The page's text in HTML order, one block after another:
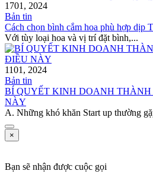
1701, 2024
Bản tin
Cách chọn bình cắm hoa phù hợp dịp
Với tùy loại hoa và vị trí đặt bình,...
1101, 2024
Bản tin
BÍ QUYẾT KINH DOANH
NÀY
A. Những khó khăn Start up thường
×
Bạn sẽ nhận được cuộc gọi